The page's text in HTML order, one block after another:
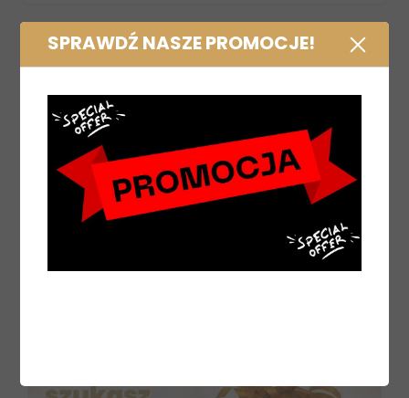
SPRAWDŹ NASZE PROMOCJE!